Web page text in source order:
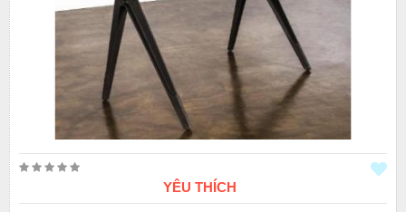
YÊU THÍCH